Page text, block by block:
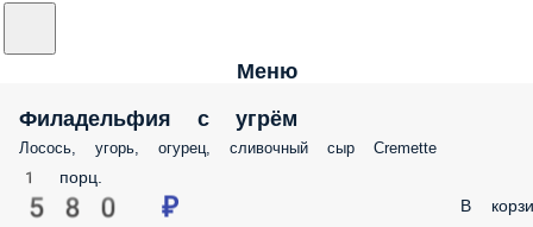
Меню
Филадельфия с угрём
Лосось, угорь, огурец, сливочный сыр Cremette
1 порц.
580 ₽ В